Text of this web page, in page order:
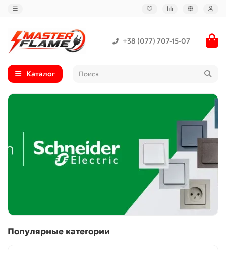
+38 (077) 707-15-07
Каталог
Популярные категории